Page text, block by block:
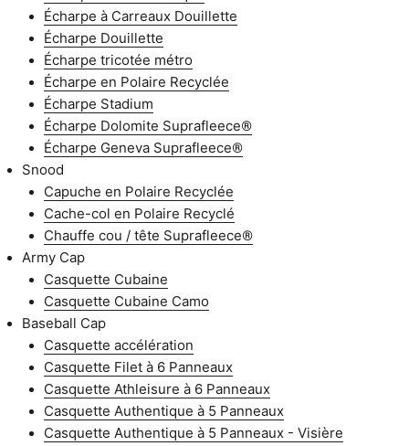
Écharpe à Carreaux Douillette
Écharpe Douillette
Écharpe tricotée métro
Écharpe en Polaire Recyclée
Écharpe Stadium
Écharpe Dolomite Suprafleece®
Écharpe Geneva Suprafleece®
Snood
Capuche en Polaire Recyclée
Cache-col en Polaire Recyclé
Chauffe cou / tête Suprafleece®
Army Cap
Casquette Cubaine
Casquette Cubaine Camo
Baseball Cap
Casquette accélération
Casquette Filet à 6 Panneaux
Casquette Athleisure à 6 Panneaux
Casquette Authentique à 5 Panneaux
Casquette Authentique à 5 Panneaux - Visière